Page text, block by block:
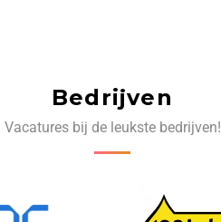
Bedrijven
Vacatures bij de leukste bedrijven!